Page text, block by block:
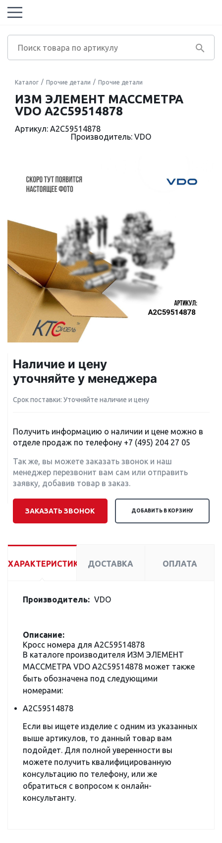
Каталог Прочие детали Прочие детали
ИЗМ ЭЛЕМЕНТ МАССМЕТРА
VDO A2C59514878
Артикул: A2C59514878
Производитель: VDO
Наличие и цену
уточняйте у менеджера
Срок поставки: Уточняйте наличие и цену
Получить информацию о наличии и цене можно в
отделе продаж по телефону +7 (495) 204 27 05
Так же, вы можете заказать звонок и наш
менеджер перезвонит вам сам или отправить
заявку, добавив товар в заказ.
ЗАКАЗАТЬ ЗВОНОК ДОБАВИТЬ В КОРЗИНУ
ХАРАКТЕРИСТИКИ ДОСТАВКА ОПЛАТА
Производитель: VDO
Описание:
Кросс номера для A2C59514878
В каталоге производителя ИЗМ ЭЛЕМЕНТ
МАССМЕТРА VDO A2C59514878 может также
быть обозначена под следующими
номерами:
A2C59514878
Если вы ищете изделие с одним из указанных
выше артикулов, то данный товар вам
подойдет. Для полной уверенности вы
можете получить квалифицированную
консультацию по телефону, или же
обратиться с вопросом к онлайн-
консультанту.